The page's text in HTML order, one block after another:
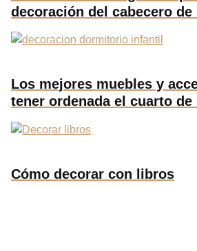
decoración del cabecero de
Los mejores muebles y
tener ordenada el cuarto de
Cómo decorar con libros